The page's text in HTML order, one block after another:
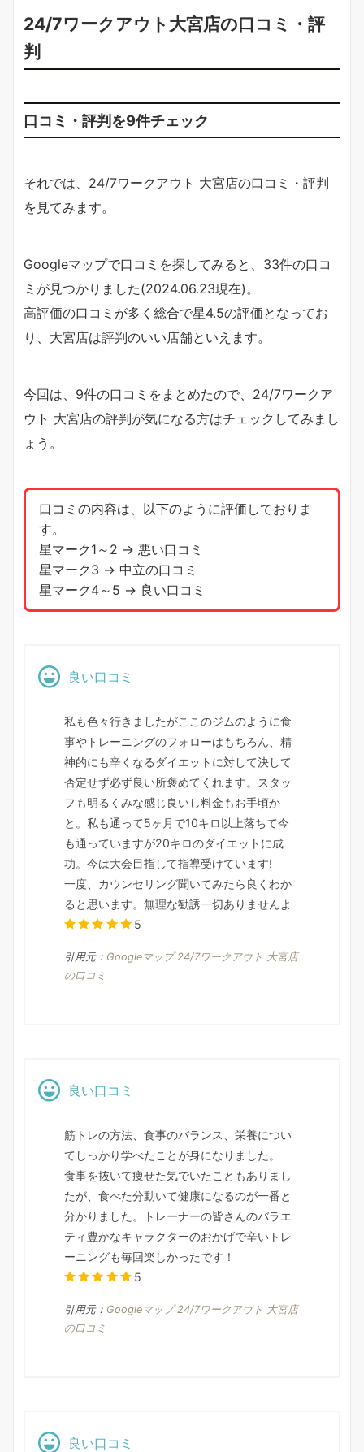
24/7ワークアウト大宮店の口コミ・評
判
口コミ・評判を9件チェック
それでは、24/7ワークアウト 大宮店の口コミ・評判
を見てみます。
Googleマップで口コミを探してみると、33件の口コ
ミが見つかりました(2024.06.23現在)。
高評価の口コミが多く総合で星4.5の評価となってお
り、大宮店は評判のいい店舗といえます。
今回は、9件の口コミをまとめたので、24/7ワークア
ウト 大宮店の評判が気になる方はチェックしてみまし
ょう。
口コミの内容は、以下のように評価しておりま
す。
星マーク1～2 → 悪い口コミ
星マーク3 → 中立の口コミ
星マーク4～5 → 良い口コミ
良い口コミ
私も色々行きましたがここのジムのように食
事やトレーニングのフォローはもちろん、精
神的にも辛くなるダイエットに対して決して
否定せず必ず良い所褒めてくれます。スタッ
フも明るくみな感じ良いし料金もお手頃か
と。私も通って5ヶ月で10キロ以上落ちて今
も通っていますが20キロのダイエットに成
功。今は大会目指して指導受けています!
一度、カウンセリング聞いてみたら良くわか
ると思います。無理な勧誘一切ありませんよ
5
引用元： Googleマップ 24/7ワークアウト 大宮店
の口コミ
良い口コミ
筋トレの方法、食事のバランス、栄養につい
てしっかり学べたことが身になりました。
食事を抜いて痩せた気でいたこともありまし
たが、食べた分動いて健康になるのが一番と
分かりました。トレーナーの皆さんのバラエ
ティ豊かなキャラクターのおかげで辛いトレ
ーニングも毎回楽しかったです！
5
引用元： Googleマップ 24/7ワークアウト 大宮店
の口コミ
良い口コミ